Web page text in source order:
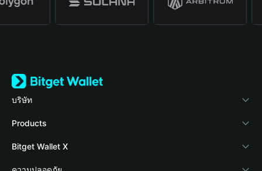
บริษัท
เกี่ยวกับ Bitget Wallet
Blog
Products
Crypto Card
Bitget Wallet X